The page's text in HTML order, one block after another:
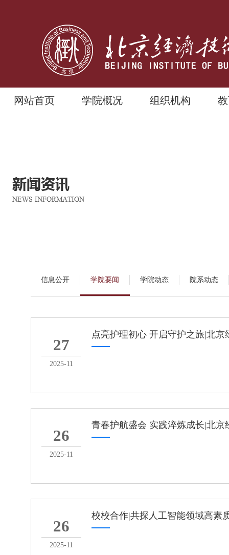
网站首页 学院概况 组织机构
信息公开 学院要闻 学院动态 院系动态
27
2025-11
点亮护理初心 开启守护之旅|北
26
2025-11
青春护航盛会 实践淬炼成长|北
26
2025-11
校校合作|共探人工智能领域高素